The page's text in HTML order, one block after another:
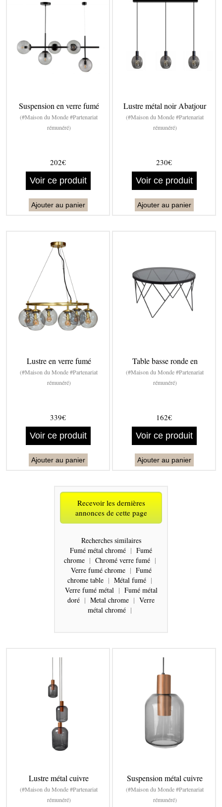
Suspension en verre fumé
(#Maison du Monde #Partenariat
rémunéré)
202€
Voir ce produit
Ajouter au panier
Lustre métal noir Abatjour
(#Maison du Monde #Partenariat
rémunéré)
230€
Voir ce produit
Ajouter au panier
Lustre en verre fumé
(#Maison du Monde #Partenariat
rémunéré)
339€
Voir ce produit
Ajouter au panier
Table basse ronde en
(#Maison du Monde #Partenariat
rémunéré)
162€
Voir ce produit
Ajouter au panier
Recevoir les dernières
annonces de cette page
Recherches similaires
Fumé métal chromé | Fumé
chrome | Chromé verre fumé |
Verre fumé chrome | Fumé
chrome table | Métal fumé |
Verre fumé métal | Fumé métal
doré | Metal chrome | Verre
métal chromé |
Lustre métal cuivre
(#Maison du Monde #Partenariat
rémunéré)
Suspension métal cuivre
(#Maison du Monde #Partenariat
rémunéré)